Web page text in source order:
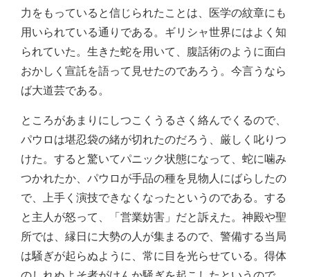
力をもっていると信じられたことは、医学の紋章にも
用いられている通りである。ギリシャ世界にはよく知
られていた。生きた蛇を用いて、腹話術のように面白
おかしく宣託を語って見せたのであろう。今言うなら
ば大道芸である。
ところがあまりにしつこくうるさく絡んでくるので、
パウロは堪忍袋の緒が切れたのだろう、厳しく叱りつ
けた。すると驚いてパニック状態になって、蛇に噛み
つかれたか、パウロが手品の種を見物人にばらしたの
で、上手く演技できなくなったというのである。する
と主人が怒って、「営業妨害」だと訴えた。神殿や聖
所では、縁日に大勢の人が集まるので、警備する当局
は騒ぎが起らぬように、常に目を光らせている。得体